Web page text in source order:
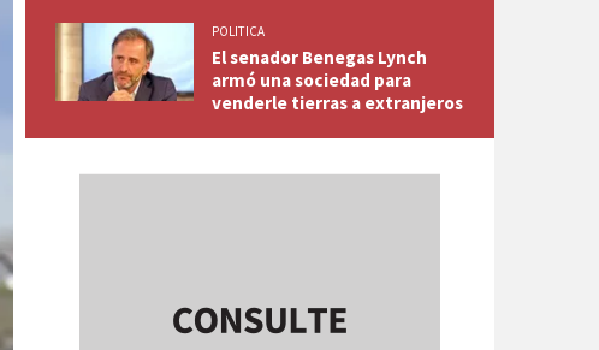
POLITICA
El senador Benegas Lynch
armó una sociedad para
venderle tierras a extranjeros